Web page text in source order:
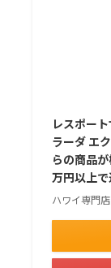
レスポー
ラーダ エ
らの商品
万円以上で
ハワイ専門